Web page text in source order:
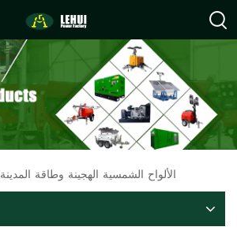
info@lehuipowerfactory.com
الألواح الشمسية الهجينة وطاقة المدينة